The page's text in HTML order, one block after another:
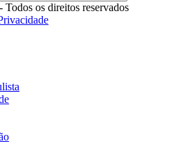
os direitos reservados